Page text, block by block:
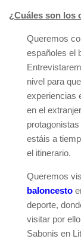
¿Cuáles son los
Queremos
españoles el
nivel para
experiencias
en el
estáis a
el itinerario.
Queremos
baloncesto
deporte,
visitar por
Sabonis en